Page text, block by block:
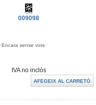
009098
Encara sense vots
IVA no inclòs